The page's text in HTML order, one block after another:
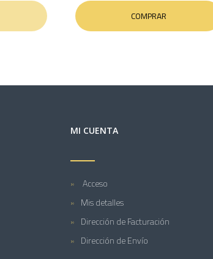
COMPRAR
MI CUENTA
Acceso
Mis detalles
Dirección de Facturación
Dirección de Envío